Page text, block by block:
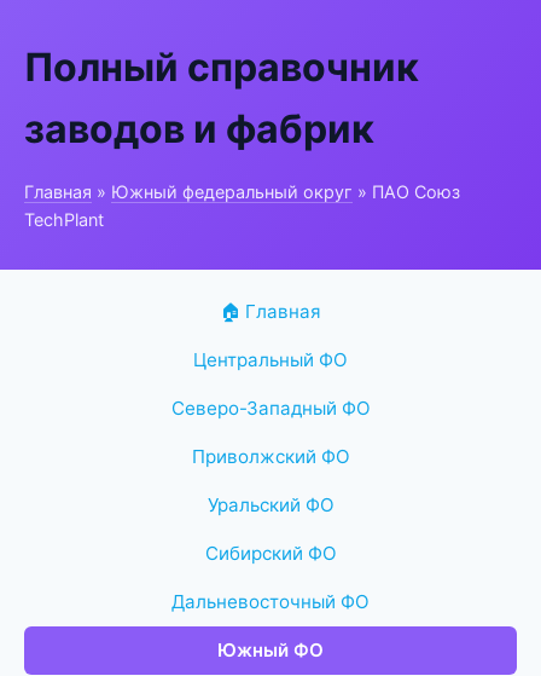
Полный справочник
заводов и фабрик
Главная » Южный федеральный округ » ПАО Союз
TechPlant
🏠 Главная
Центральный ФО
Северо-Западный ФО
Приволжский ФО
Уральский ФО
Сибирский ФО
Дальневосточный ФО
Южный ФО